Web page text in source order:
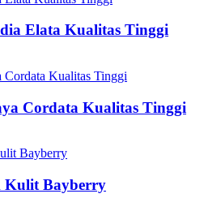
Elata Kualitas Tinggi
Cordata Kualitas Tinggi
Kulit Bayberry